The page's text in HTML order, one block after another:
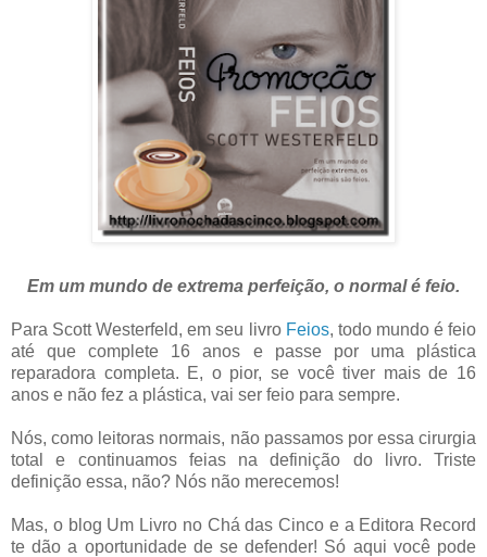
Em um mundo de extrema perfeição, o normal é feio.
Para Scott Westerfeld, em seu livro Feios, todo mundo é feio
até que complete 16 anos e passe por uma plástica
reparadora completa. E, o pior, se você tiver mais de 16
anos e não fez a plástica, vai ser feio para sempre.
Nós, como leitoras normais, não passamos por essa cirurgia
total e continuamos feias na definição do livro. Triste
definição essa, não? Nós não merecemos!
Mas, o blog Um Livro no Chá das Cinco e a Editora Record
te dão a oportunidade de se defender! Só aqui você pode